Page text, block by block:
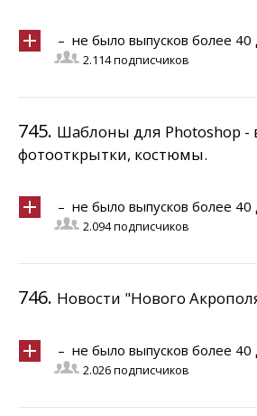
– не было выпусков более 40
2.114 подписчиков
745. Шаблоны для Photoshop -
фотооткрытки, костюмы.
– не было выпусков более 40
2.094 подписчиков
746. Новости "Нового
– не было выпусков более 40
2.026 подписчиков